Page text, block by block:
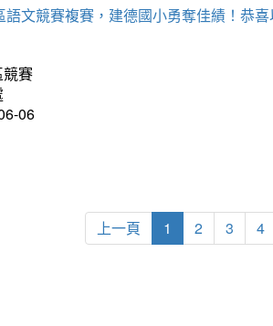
文競賽複賽，建德國小勇奪佳績！恭
賽
06
上一頁 1 2 3 4